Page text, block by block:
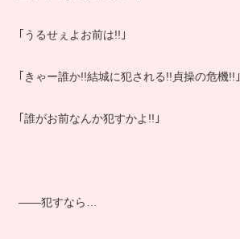
｢うるせぇよお前は!!｣
｢きゃー誰か!!結城に犯される!!貞操の危機!!｣
｢誰がお前なんか犯すかよ!!｣
――犯すなら…